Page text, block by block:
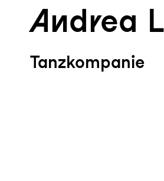
Andrea
Tanzkompanie